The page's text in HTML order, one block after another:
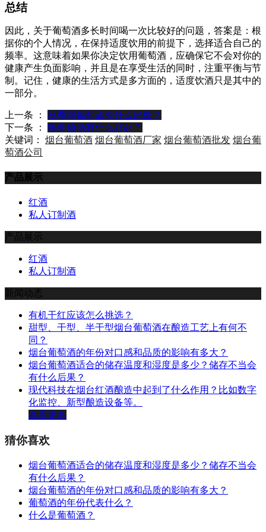
总结
因此，关于葡萄酒多长时间喝一次比较好的问题，答案是：根
据你的个人情况，在保持适度饮用的前提下，选择适合自己的
频率。这意味着如果你决定饮用葡萄酒，应确保它不会对你的
健康产生负面影响，并且是在享受生活的同时，注重平衡与节
制。记住，健康的生活方式是多方面的，适度饮酒只是其中的
一部分。
上一条 ：
秋季喝葡萄酒有什么好处？
下一条 ：
喝葡萄酒有什么好处？
关键词： 烟台葡萄酒 烟台葡萄酒厂家 烟台葡萄酒批发 烟台葡
萄酒公司
产品展示
红酒
私人订制酒
产品展示
红酒
私人订制酒
新闻动态
有机干红应该怎么挑选？
甜型、干型、半干型烟台葡萄酒在酿造工艺上有何不
同？
烟台葡萄酒的年份对口感和品质的影响有多大？
烟台葡萄酒适合的储存温度和湿度是多少？储存不当会
有什么后果？
现代科技在烟台红酒酿造中起到了什么作用？比如数字
化监控、新型酿造设备等。
查看更多
猜你喜欢
烟台葡萄酒适合的储存温度和湿度是多少？储存不当会
有什么后果？
烟台葡萄酒的年份对口感和品质的影响有多大？
葡萄酒的年份代表什么？
什么是葡萄酒？